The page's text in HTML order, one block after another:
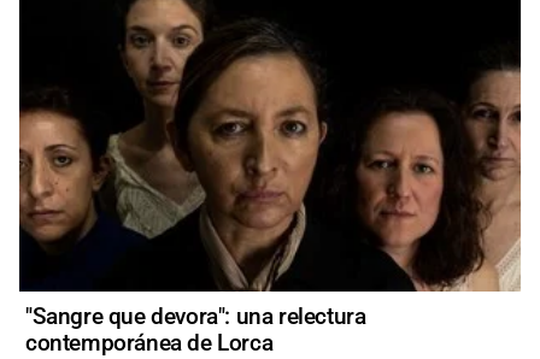
"Sangre que devora": una relectura
contemporánea de Lorca